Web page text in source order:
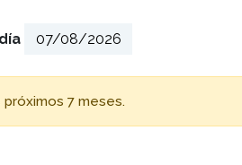
7 meses.